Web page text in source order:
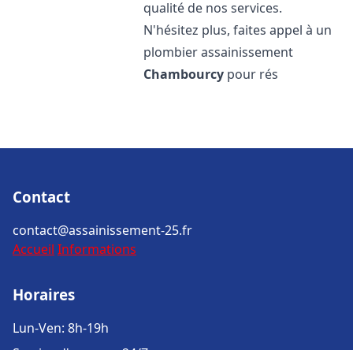
qualité de nos services.
N'hésitez plus, faites appel à un
plombier assainissement
Chambourcy pour rés
Contact
contact@assainissement-25.fr
Accueil Informations
Horaires
Lun-Ven: 8h-19h